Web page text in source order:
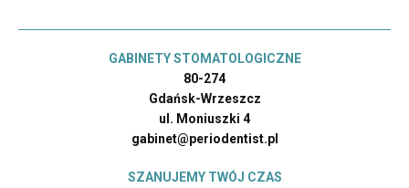
GABINETY STOMATOLOGICZNE
80-274
Gdańsk-Wrzeszcz
ul. Moniuszki 4
gabinet@periodentist.pl
SZANUJEMY TWÓJ CZAS